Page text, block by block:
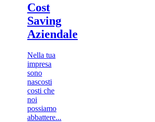
Cost
Saving
Aziendale
Nella tua
impresa
sono
nascosti
costi che
noi
possiamo
abbattere...